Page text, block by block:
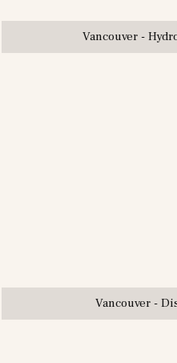
Vancouver -
Vancouver -